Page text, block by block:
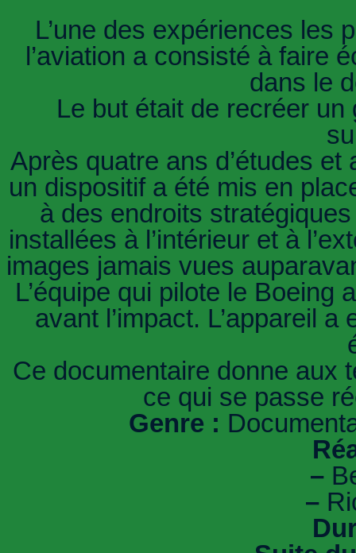
L’une des expériences les
l’aviation a consisté à faire
dans le
Le but était de recréer un
Après quatre ans d’études
un dispositif a été mis en
à des endroits
installées à l’intérieur et à
images jamais vues
L’équipe qui pilote le Boeing
avant l’impact. L’appareil
Ce documentaire donne aux
ce qui se passe
Genre :
–
–